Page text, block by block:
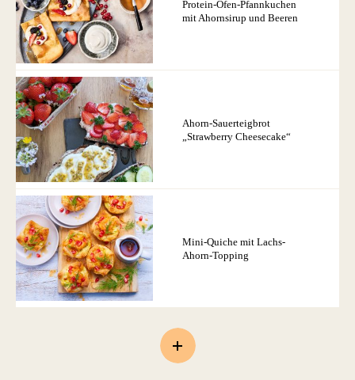
Protein-Ofen-Pfannkuchen
mit Ahornsirup und Beeren
Ahorn-Sauerteigbrot
„Strawberry Cheesecake“
Mini-Quiche mit Lachs-
Ahorn-Topping